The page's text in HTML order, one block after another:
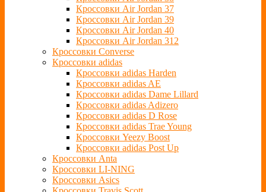
Кроссовки Air Jordan 37
Кроссовки Air Jordan 39
Кроссовки Air Jordan 40
Кроссовки Air Jordan 312
Кроссовки Converse
Кроссовки adidas
Кроссовки adidas Harden
Кроссовки adidas AE
Кроссовки adidas Dame Lillard
Кроссовки adidas Adizero
Кроссовки adidas D Rose
Кроссовки adidas Trae Young
Кроссовки Yeezy Boost
Кроссовки adidas Post Up
Кроссовки Anta
Кроссовки LI-NING
Кроссовки Asics